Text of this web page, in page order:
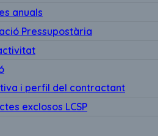
anuals
Pressupostària
i perfil del contractant
exclosos LCSP